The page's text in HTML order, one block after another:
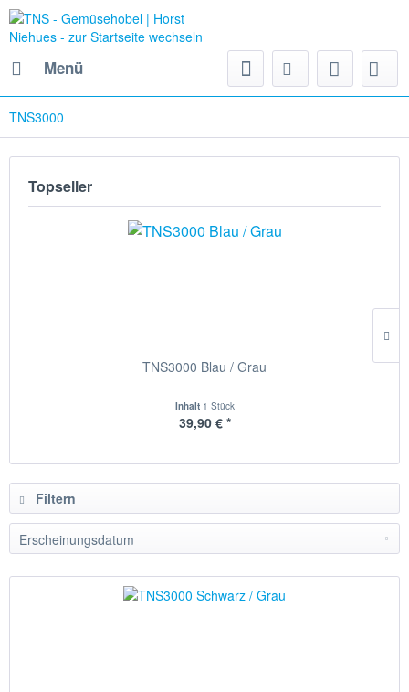
Menü
TNS3000
Topseller
TNS3000 Blau / Grau
Inhalt 1 Stück
39,90 € *
Filtern